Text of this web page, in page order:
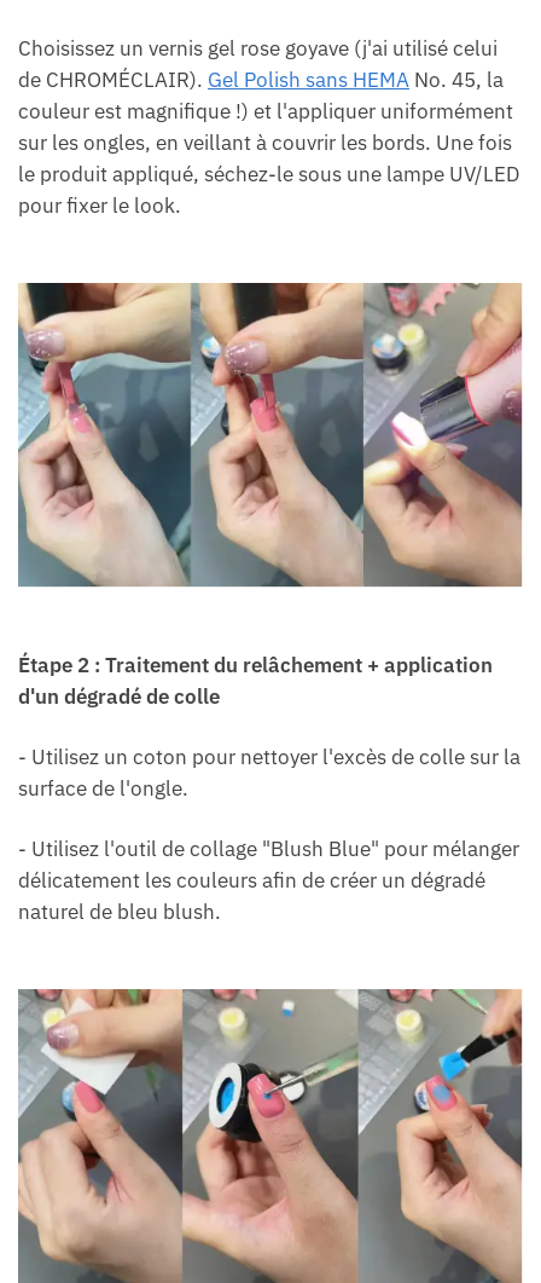
Choisissez un vernis gel rose goyave (j'ai utilisé celui
de CHROMÉCLAIR). Gel Polish sans HEMA No. 45, la
couleur est magnifique !) et l'appliquer uniformément
sur les ongles, en veillant à couvrir les bords. Une fois
le produit appliqué, séchez-le sous une lampe UV/LED
pour fixer le look.
Étape 2 : Traitement du relâchement + application
d'un dégradé de colle
- Utilisez un coton pour nettoyer l'excès de colle sur la
surface de l'ongle.
- Utilisez l'outil de collage "Blush Blue" pour mélanger
délicatement les couleurs afin de créer un dégradé
naturel de bleu blush.